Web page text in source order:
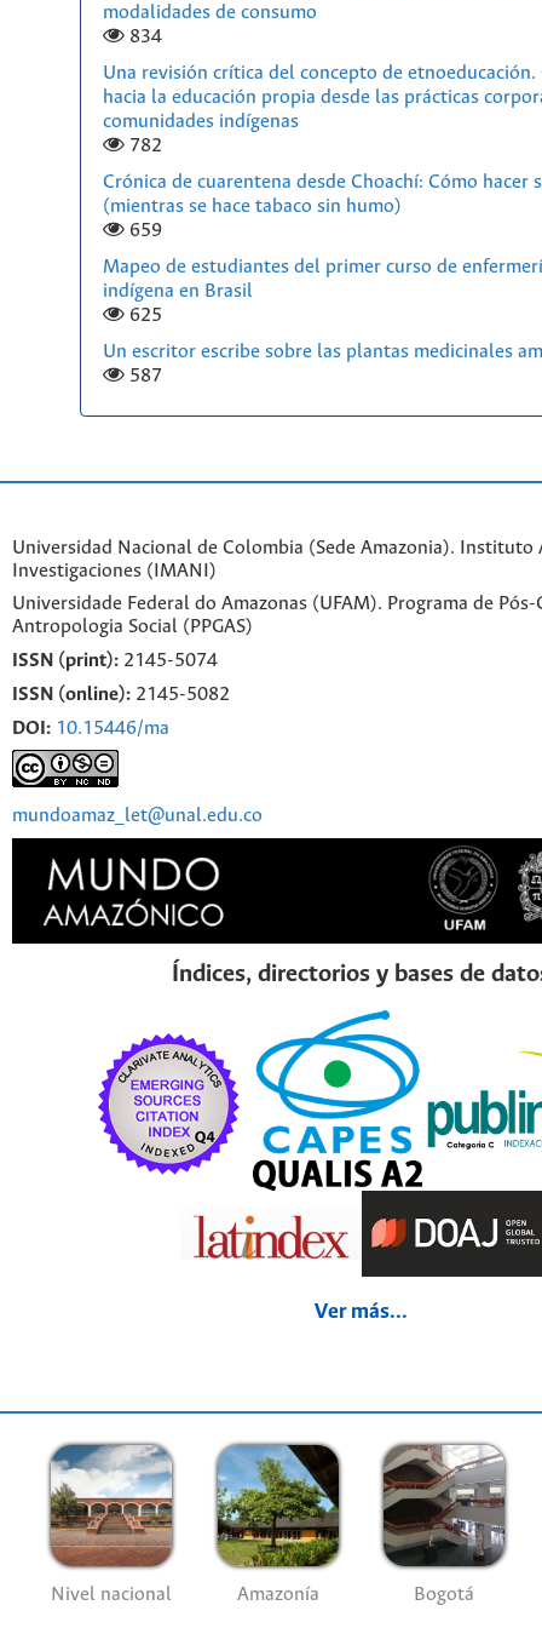
modalidades de consumo
834
Una revisión crítica del concepto de etnoeducación.
hacia la educación propia desde las prácticas
comunidades indígenas
782
Crónica de cuarentena desde Choachí: Cómo hacer
(mientras se hace tabaco sin humo)
659
Mapeo de estudiantes del primer curso de
indígena en Brasil
625
Un escritor escribe sobre las plantas medicinales
587
Universidad Nacional de Colombia (Sede Amazonia). Instituto
Investigaciones (IMANI)
Universidade Federal do Amazonas (UFAM). Programa de Pós-
Antropologia Social (PPGAS)
ISSN (print): 2145-5074
ISSN (online): 2145-5082
DOI: 10.15446/ma
mundoamaz_let@unal.edu.co
Índices, directorios y bases de
Ver más...
Nivel nacional Amazonía Bogotá